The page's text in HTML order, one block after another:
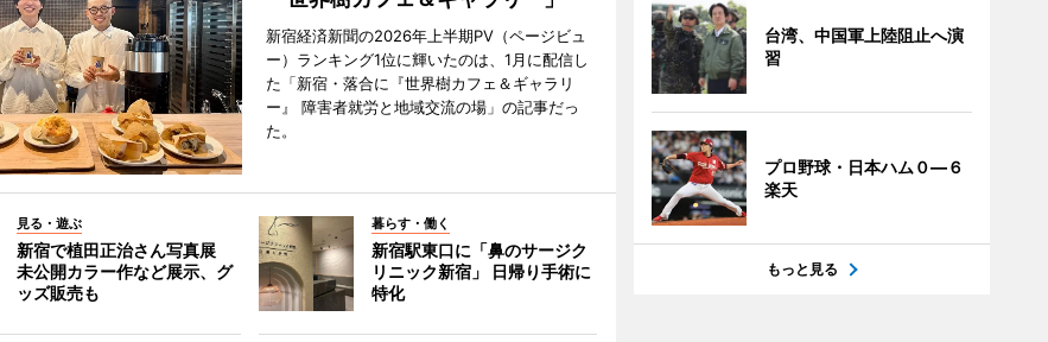
新宿経済新聞の2026年上半期PV（ページビュ
ー）ランキング1位に輝いたのは、1月に配信し
た「新宿・落合に『世界樹カフェ＆ギャラリ
ー』 障害者就労と地域交流の場」の記事だっ
た。
見る・遊ぶ
新宿で植田正治さん写真展
未公開カラー作など展示、グ
ッズ販売も
暮らす・働く
新宿駅東口に「鼻のサージク
リニック新宿」 日帰り手術に
特化
台湾、中国軍上陸阻止へ演
習
プロ野球・日本ハム０―６
楽天
もっと見る